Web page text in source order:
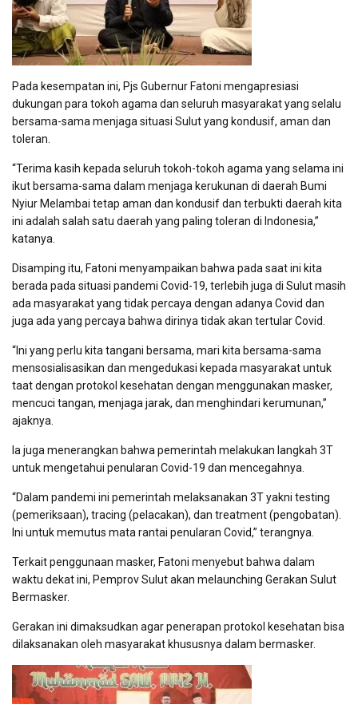
Pada kesempatan ini, Pjs Gubernur Fatoni mengapresiasi
dukungan para tokoh agama dan seluruh masyarakat yang selalu
bersama-sama menjaga situasi Sulut yang kondusif, aman dan
toleran.
“Terima kasih kepada seluruh tokoh-tokoh agama yang selama ini
ikut bersama-sama dalam menjaga kerukunan di daerah Bumi
Nyiur Melambai tetap aman dan kondusif dan terbukti daerah kita
ini adalah salah satu daerah yang paling toleran di Indonesia,”
katanya.
Disamping itu, Fatoni menyampaikan bahwa pada saat ini kita
berada pada situasi pandemi Covid-19, terlebih juga di Sulut masih
ada masyarakat yang tidak percaya dengan adanya Covid dan
juga ada yang percaya bahwa dirinya tidak akan tertular Covid.
“Ini yang perlu kita tangani bersama, mari kita bersama-sama
mensosialisasikan dan mengedukasi kepada masyarakat untuk
taat dengan protokol kesehatan dengan menggunakan masker,
mencuci tangan, menjaga jarak, dan menghindari kerumunan,”
ajaknya.
Ia juga menerangkan bahwa pemerintah melakukan langkah 3T
untuk mengetahui penularan Covid-19 dan mencegahnya.
“Dalam pandemi ini pemerintah melaksanakan 3T yakni testing
(pemeriksaan), tracing (pelacakan), dan treatment (pengobatan).
Ini untuk memutus mata rantai penularan Covid,” terangnya.
Terkait penggunaan masker, Fatoni menyebut bahwa dalam
waktu dekat ini, Pemprov Sulut akan melaunching Gerakan Sulut
Bermasker.
Gerakan ini dimaksudkan agar penerapan protokol kesehatan bisa
dilaksanakan oleh masyarakat khususnya dalam bermasker.